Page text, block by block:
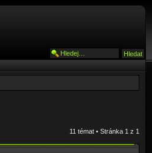
11 témat • Stránka 1 z 1